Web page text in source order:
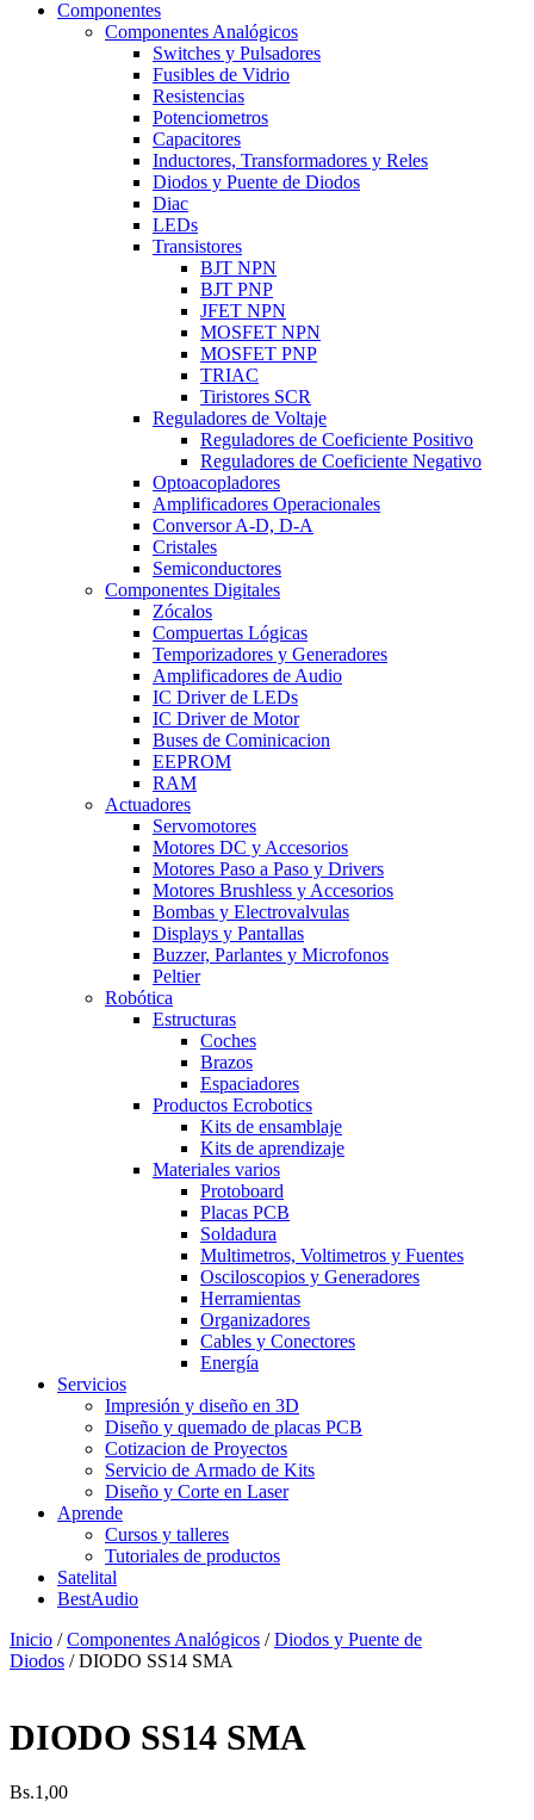
Componentes
Componentes Analógicos
Switches y Pulsadores
Fusibles de Vidrio
Resistencias
Potenciometros
Capacitores
Inductores, Transformadores y Reles
Diodos y Puente de Diodos
Diac
LEDs
Transistores
BJT NPN
BJT PNP
JFET NPN
MOSFET NPN
MOSFET PNP
TRIAC
Tiristores SCR
Reguladores de Voltaje
Reguladores de Coeficiente Positivo
Reguladores de Coeficiente Negativo
Optoacopladores
Amplificadores Operacionales
Conversor A-D, D-A
Cristales
Semiconductores
Componentes Digitales
Zócalos
Compuertas Lógicas
Temporizadores y Generadores
Amplificadores de Audio
IC Driver de LEDs
IC Driver de Motor
Buses de Cominicacion
EEPROM
RAM
Actuadores
Servomotores
Motores DC y Accesorios
Motores Paso a Paso y Drivers
Motores Brushless y Accesorios
Bombas y Electrovalvulas
Displays y Pantallas
Buzzer, Parlantes y Microfonos
Peltier
Robótica
Estructuras
Coches
Brazos
Espaciadores
Productos Ecrobotics
Kits de ensamblaje
Kits de aprendizaje
Materiales varios
Protoboard
Placas PCB
Soldadura
Multimetros, Voltimetros y Fuentes
Osciloscopios y Generadores
Herramientas
Organizadores
Cables y Conectores
Energía
Servicios
Impresión y diseño en 3D
Diseño y quemado de placas PCB
Cotizacion de Proyectos
Servicio de Armado de Kits
Diseño y Corte en Laser
Aprende
Cursos y talleres
Tutoriales de productos
Satelital
BestAudio
Inicio /Componentes Analógicos /Diodos y Puente de
Diodos / DIODO SS14 SMA
DIODO SS14 SMA
Bs.1,00